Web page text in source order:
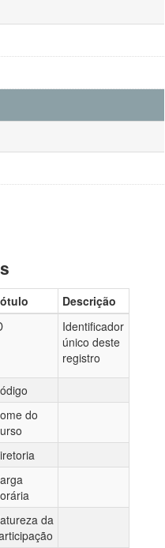
Descrição
Identificador
único deste
registro
do
da